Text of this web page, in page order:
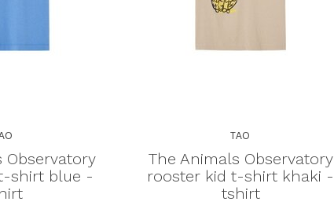
Observatory
shirt blue -
TAO
The Animals Observatory
rooster kid t-shirt khaki -
tshirt